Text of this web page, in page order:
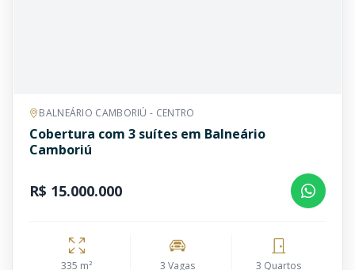
BALNEÁRIO CAMBORIÚ - CENTRO
Cobertura com 3 suítes em Balneário
Camboriú
R$ 15.000.000
335 m² 3 Vagas 3 Quartos